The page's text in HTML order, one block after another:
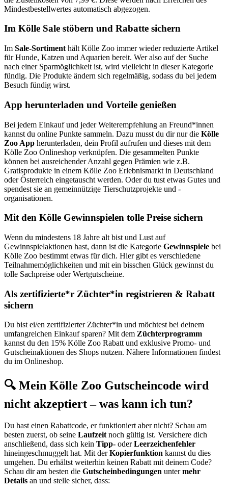
Mindestbestellwertes automatisch abgezogen.
Im Kölle Sale stöbern und Rabatte sichern
Im Sale-Sortiment hält Kölle Zoo immer wieder reduzierte Artikel
für Hunde, Katzen und Aquarien bereit. Wer also auf der Suche
nach einer Sparmöglichkeit ist, wird vielleicht in dieser Kategorie
fündig. Die Produkte ändern sich regelmäßig, sodass du bei jedem
Besuch fündig wirst.
App herunterladen und Vorteile genießen
Bei jedem Einkauf und jeder Weiterempfehlung an Freund*innen
kannst du online Punkte sammeln. Dazu musst du dir nur die Kölle
Zoo App herunterladen, dein Profil aufrufen und dieses mit dem
Kölle Zoo Onlineshop verknüpfen. Die gesammelten Punkte
können bei ausreichender Anzahl gegen Prämien wie z.B.
Gratisprodukte in einem Kölle Zoo Erlebnismarkt in Deutschland
oder Österreich eingetauscht werden. Oder du tust etwas Gutes und
spendest sie an gemeinnützige Tierschutzprojekte und -
organisationen.
Mit den Kölle Gewinnspielen tolle Preise sichern
Wenn du mindestens 18 Jahre alt bist und Lust auf
Gewinnspielaktionen hast, dann ist die Kategorie Gewinnspiele bei
Kölle Zoo bestimmt etwas für dich. Hier gibt es verschiedene
Teilnahmemöglichkeiten und mit ein bisschen Glück gewinnst du
tolle Sachpreise oder Wertgutscheine.
Als zertifizierte*r Züchter*in registrieren & Rabatt
sichern
Du bist ei/en zertifizierter Züchter*in und möchtest bei deinem
umfangreichen Einkauf sparen? Mit dem Züchterprogramm
kannst du den 15% Kölle Zoo Rabatt und exklusive Promo- und
Gutscheinaktionen des Shops nutzen. Nähere Informationen findest
du im Onlineshop.
🔍 Mein Kölle Zoo Gutscheincode wird
nicht akzeptiert – was kann ich tun?
Du hast einen Rabattcode, er funktioniert aber nicht? Schau am
besten zuerst, ob seine Laufzeit noch gültig ist. Versichere dich
anschließend, dass sich kein Tipp- oderLeerzeichenfehler
hineingeschmuggelt hat. Mit derKopierfunktion kannst du dies
umgehen. Du erhältst weiterhin keinen Rabatt mit deinem Code?
Schau dir am besten die Gutscheinbedingungen untermehr
Details an und stelle sicher, dass: